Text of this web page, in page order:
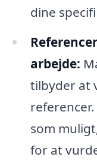
dine
arbejde:
tilbyder at
som
for at